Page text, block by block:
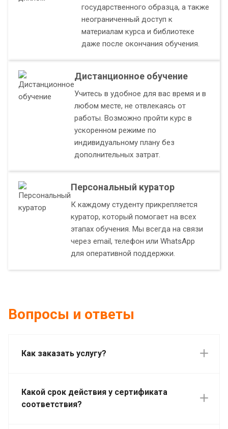
государственного образца, а также
неограниченный доступ к
материалам курса и библиотеке
даже после окончания обучения.
Дистанционное обучение
Учитесь в удобное для вас время и в
любом месте, не отвлекаясь от
работы. Возможно пройти курс в
ускоренном режиме по
индивидуальному плану без
дополнительных затрат.
Персональный куратор
К каждому студенту прикрепляется
куратор, который помогает на всех
этапах обучения. Мы всегда на связи
через email, телефон или WhatsApp
для оперативной поддержки.
Вопросы и ответы
Как заказать услугу?
Какой срок действия у сертификата
соответствия?